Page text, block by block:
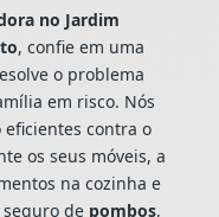
no Jardim
, confie em uma
o problema
em risco. Nós
contra o
os seus móveis, a
na cozinha e
de pombos,